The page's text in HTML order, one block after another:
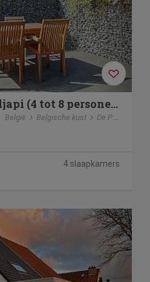
Duinvilla Aljapi (4 tot 8 personen)
België Belgische kust De Panne
4 slaapkamers
Next